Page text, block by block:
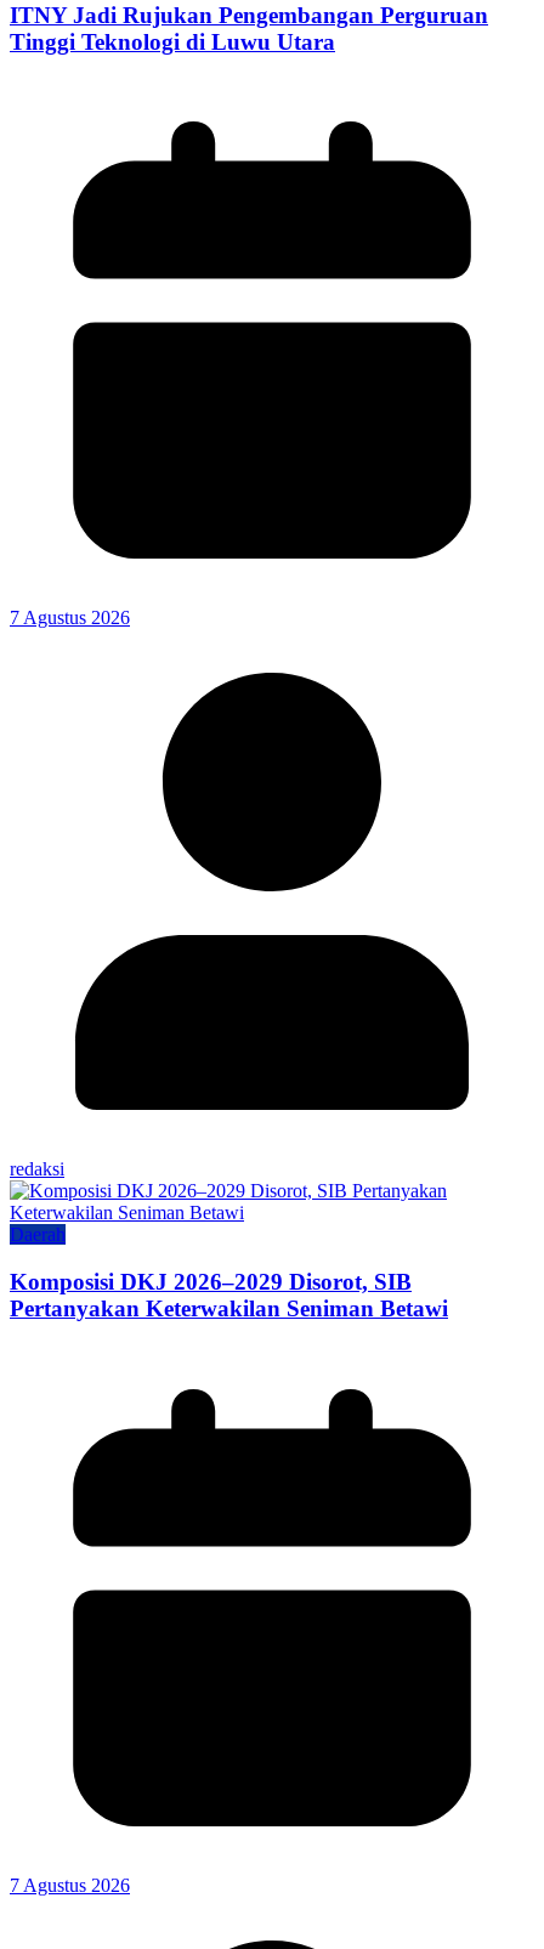
ITNY Jadi Rujukan Pengembangan Perguruan
Tinggi Teknologi di Luwu Utara
7 Agustus 2026
redaksi
Daerah
Komposisi DKJ 2026–2029 Disorot, SIB
Pertanyakan Keterwakilan Seniman Betawi
7 Agustus 2026